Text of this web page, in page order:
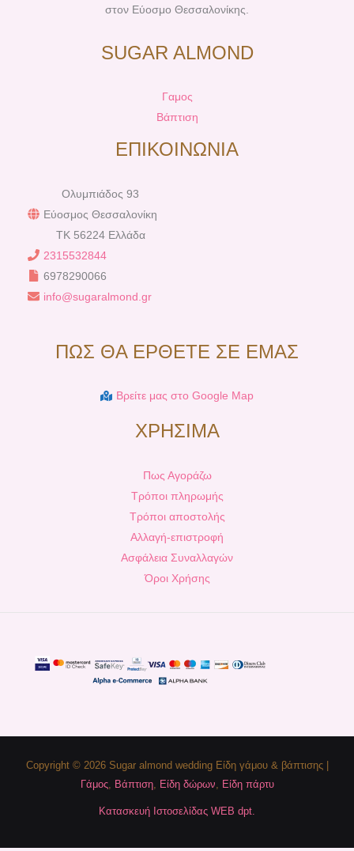
στον Εύοσμο Θεσσαλονίκης.
SUGAR ALMOND
Γαμος
Βάπτιση
ΕΠΙΚΟΙΝΩΝΙΑ
Ολυμπιάδος 93
Εύοσμος Θεσσαλονίκη
TK 56224 Ελλάδα
2315532844
6978290066
info@sugaralmond.gr
ΠΩΣ ΘΑ ΕΡΘΕΤΕ ΣΕ ΕΜΑΣ
Βρείτε μας στο Google Map
ΧΡΗΣΙΜΑ
Πως Αγοράζω
Τρόποι πληρωμής
Τρόποι αποστολής
Αλλαγή-επιστροφή
Ασφάλεια Συναλλαγών
Όροι Χρήσης
Copyright © 2026 Sugar almond wedding Είδη γάμου & βάπτισης |
Γάμος, Βάπτιση, Είδη δώρων Είδη πάρτυ
Κατασκευή Ιστοσελίδας WEB dpt.